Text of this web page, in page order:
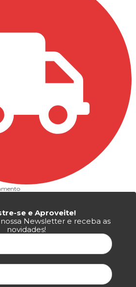
se e Aproveite!
Newsletter e receba as
novidades!